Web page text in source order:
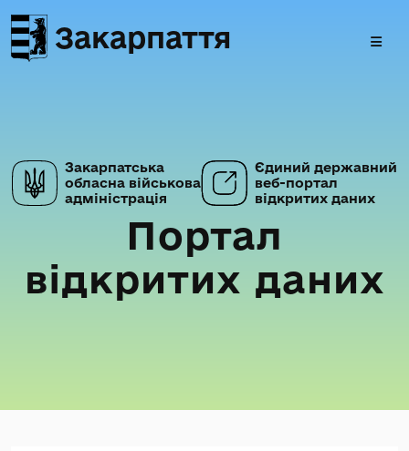
Закарпаття
Закарпатська
обласна військова
адміністрація
Єдиний державний
веб-портал
відкритих даних
Портал
відкритих даних